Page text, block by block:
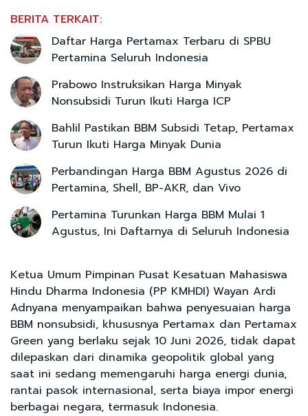
BERITA TERKAIT:
Daftar Harga Pertamax Terbaru di SPBU
Pertamina Seluruh Indonesia
Prabowo Instruksikan Harga Minyak
Nonsubsidi Turun Ikuti Harga ICP
Bahlil Pastikan BBM Subsidi Tetap, Pertamax
Turun Ikuti Harga Minyak Dunia
Perbandingan Harga BBM Agustus 2026 di
Pertamina, Shell, BP-AKR, dan Vivo
Pertamina Turunkan Harga BBM Mulai 1
Agustus, Ini Daftarnya di Seluruh Indonesia
Ketua Umum Pimpinan Pusat Kesatuan Mahasiswa
Hindu Dharma Indonesia (PP KMHDI) Wayan Ardi
Adnyana menyampaikan bahwa penyesuaian harga
BBM nonsubsidi, khususnya Pertamax dan Pertamax
Green yang berlaku sejak 10 Juni 2026, tidak dapat
dilepaskan dari dinamika geopolitik global yang
saat ini sedang memengaruhi harga energi dunia,
rantai pasok internasional, serta biaya impor energi
berbagai negara, termasuk Indonesia.